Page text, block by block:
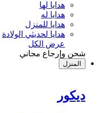
هدايا لها
هدايا له
هدايا للمنزل
هدايا لحديثي الولادة
عرض الكل
شحن وإرجاع مجاني
المنزل
ديكور